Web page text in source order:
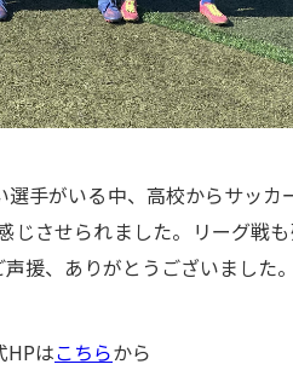
手がいる中、高校からサッカ
させられました。 リーグ戦
援、ありがとうございました。
HPはこちらから